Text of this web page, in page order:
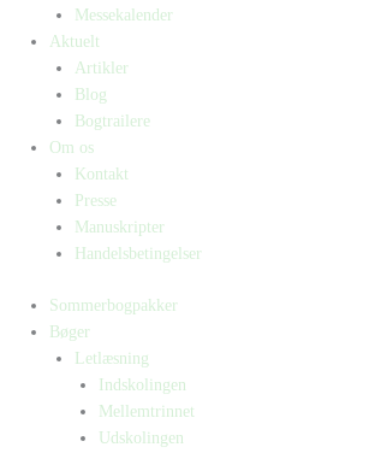
Messekalender
Aktuelt
Artikler
Blog
Bogtrailere
Om os
Kontakt
Presse
Manuskripter
Handelsbetingelser
Sommerbogpakker
Bøger
Letlæsning
Indskolingen
Mellemtrinnet
Udskolingen